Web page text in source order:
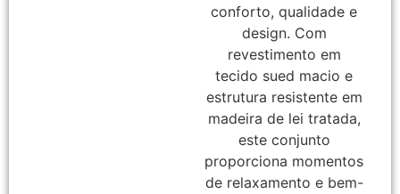
conforto, qualidade e
design. Com
revestimento em
tecido sued macio e
estrutura resistente em
madeira de lei tratada,
este conjunto
proporciona momentos
de relaxamento e bem-